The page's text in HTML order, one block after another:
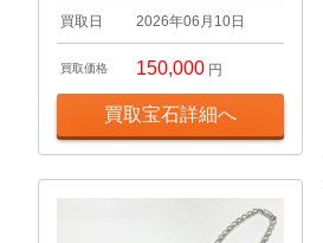
買取日 2026年06月10日
買取価格 150,000 円
買取宝石詳細へ